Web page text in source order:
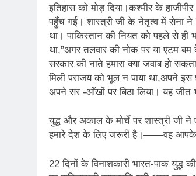
इतिहास को मोड़ दिया।कश्मीर के
पहुँच गई। शास्त्री जी के नेतृत्व में सेना ने
था। पाकिस्तान की नियत को पहले से ही
था,”अगर तलवार की नोक पर या एटम
सरकार की नाते हमारा क्या जवाब हो
मिली पराजय को भूल न पाया था,अपने
अपने सर -आँखों पर बिठा लिया। यह जीत
युद्ध और अकाल के मोर्चे पर शास्त्री जी
हमारे देश के लिए जरूरी है।——वह आपके
22 दिनों के विनाशकारी भारत-पाक